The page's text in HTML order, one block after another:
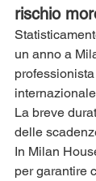
rischio
un anno a
La breve
delle
In Milan
per garantire